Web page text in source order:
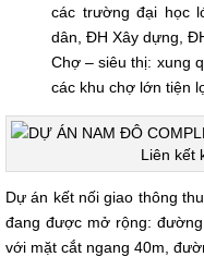
các trường đại học
dân, ĐH Xây dựng,
Chợ – siêu thị: xung
các khu chợ lớn tiện
Liên kết
Dự án kết nối giao thông
đang được mở rộng:
với mặt cắt ngang 40m,